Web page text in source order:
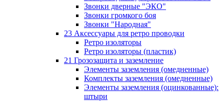
Звонки дверные "ЭКО"
Звонки громкого боя
Звонки "Народная"
23 Аксессуары для ретро проводки
Ретро изоляторы
Ретро изоляторы (пластик)
21 Грозозащита и заземление
Элементы заземления (омедненные)
Комплекты заземления (омедненные)
Элементы заземления (оцинкованные):
штыри